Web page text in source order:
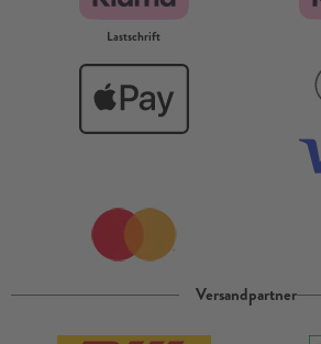
Lastschrift
Versandpartner